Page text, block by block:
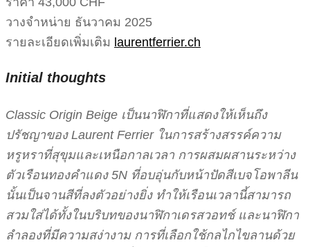
วางจำหน่าย ธันวาคม 2025
รายละเอียดเพิ่มเติม laurentferrier.ch
Initial thoughts
Classic Origin Beige เป็นนาฬิกาที่แสดงให้เห็นถึง
ปรัชญาของ Laurent Ferrier ในการสร้างสรรค์ความ
หรูหราที่สุขุมและเหนือกาลเวลา การผสมผสานระหว่าง
ตัวเรือนทองคำแดง 5N ที่อบอุ่นกับหน้าปัดสีเบจโอพาลีน
นั้นเป็นจานสีที่ลงตัวอย่างยิ่ง ทำให้เรือนเวลานี้สามารถ
สวมใส่ได้ทั้งในบริบทของนาฬิกาเดรสวอทช์ และนาฬิกา
ลำลองที่มีความสง่างาม การที่เลือกใช้กลไกไขลานด้วย